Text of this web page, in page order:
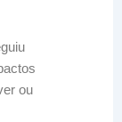
ou